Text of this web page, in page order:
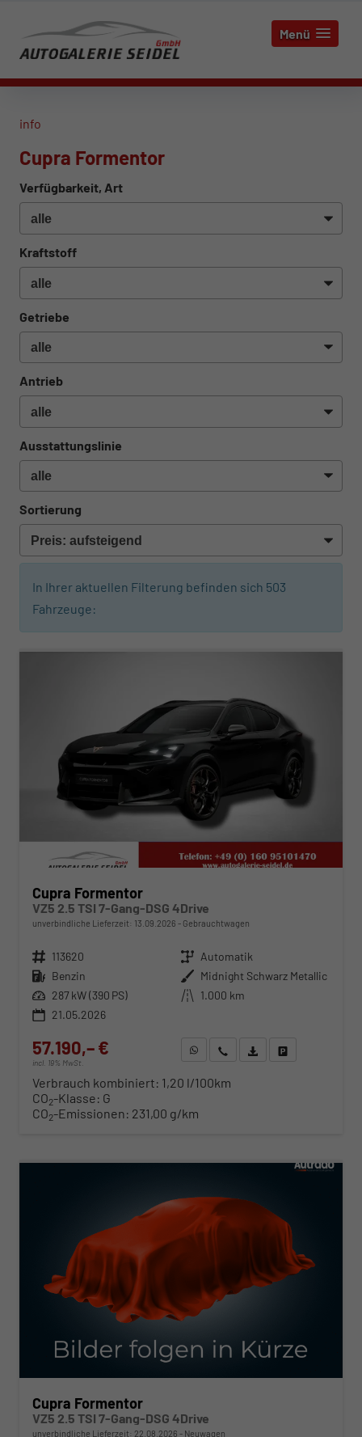
Menü
info
Cupra Formentor
Verfügbarkeit, Art
Kraftstoff
Getriebe
Antrieb
Ausstattungslinie
Sortierung
In Ihrer aktuellen Filterung befinden sich 503
Fahrzeuge:
ab 581,– € mtl.
Cupra Formentor
VZ5 2.5 TSI 7-Gang-DSG 4Drive
unverbindliche Lieferzeit: 13.09.2026 Gebrauchtwagen
Fahrzeugnr. 113620 Getriebe Automatik
Kraftstoff Benzin Außenfarbe Midnight Schwarz Metallic
Leistung 287 kW (390 PS) Kilometerstand 1.000 km
21.05.2026
57.190,– €
incl. 19% MwSt.
WhatsApp anfragen
Wir rufen Sie anFahrzeugexposé (PDF)
Verbrauch kombiniert: 1,20 l/100km
CO2-Klasse: G
CO2-Emissionen: 231,00 g/km
Cupra Formentor
VZ5 2.5 TSI 7-Gang-DSG 4Drive
unverbindliche Lieferzeit: 22.08.2026 Neuwagen